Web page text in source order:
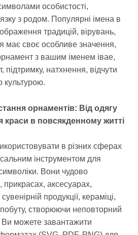
особистості,
з родом. Популярні імена в
традицій, вірувань,
має своє особливе значення,
з вашим іменем івае,
підтримку, натхнення, відчути
культурою.
орнаментів: Від одягу
краси в повсякденному житті
в різних сферах
інструментом для
Вони чудово
прикрасах, аксесуарах,
продукції, кераміці,
створюючи неповторний
можете завантажити